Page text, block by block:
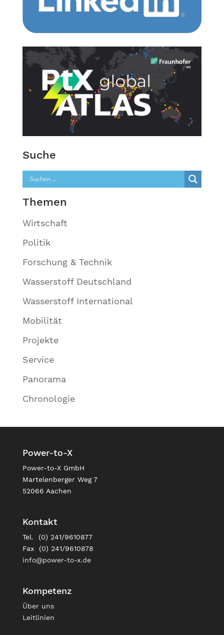
Suche
Themen
Wirtschaft
Politik
Forschung & Technik
Wasserstoff Deutschland
Wasserstoff International
Mobilität
Projekte
Service
Panorama
Chronologie
Power-to-X
Power-to-X GmbH
Martelenberger Weg 7
52066 Aachen
Kontakt
Tel. (0) 241/9610877
Fax (0) 241/9610878
info@power-to-x.de
Kompetenz
Über uns
Leitlinien